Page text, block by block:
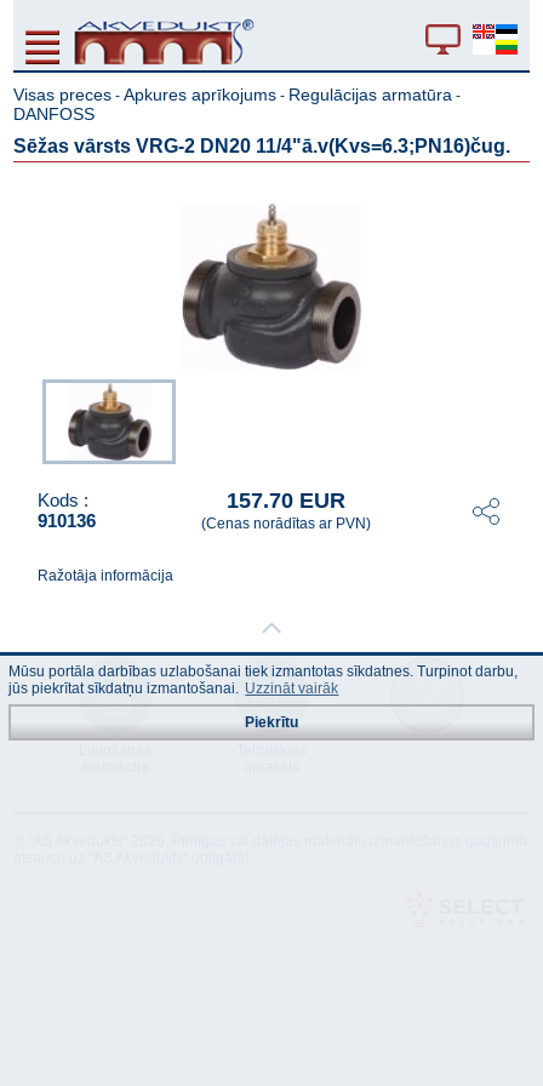
Visas preces -Apkures aprīkojums - Regulācijas armatūra -
DANFOSS
Sēžas vārsts VRG-2 DN20 11/4"ā.v(Kvs=6.3;PN16)čug.
Kods :
910136
157.70 EUR
(Cenas norādītas ar PVN)
Ražotāja informācija
Mūsu portāla darbības uzlabošanai tiek izmantotas sīkdatnes. Turpinot darbu,
jūs piekrītat sīkdatņu izmantošanai. Uzzināt vairāk
Piekrītu